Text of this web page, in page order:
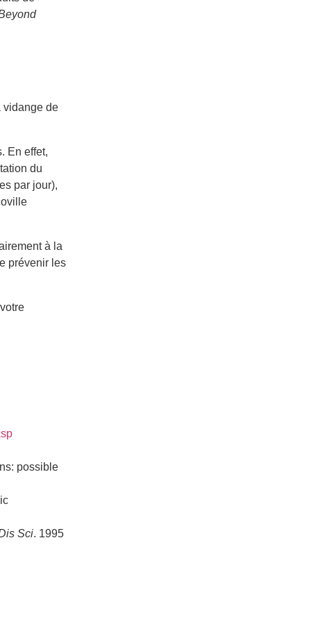
vidange de
En effet,
du
par jour),
à la
prévenir les
possible
Sci. 1995